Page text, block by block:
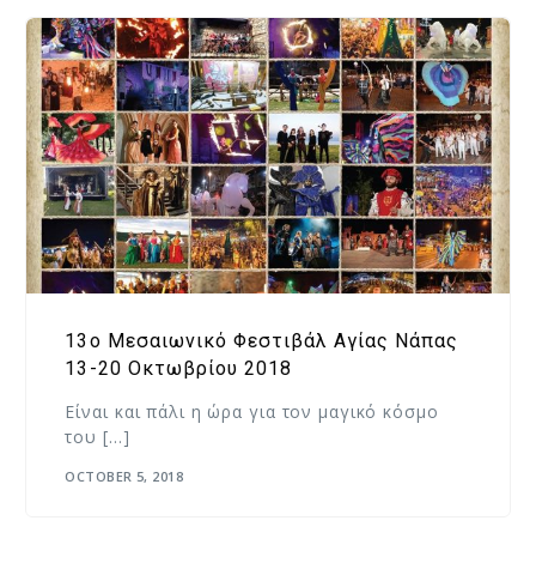
13o Μεσαιωνικό Φεστιβάλ Αγίας Νάπας
13-20 Οκτωβρίου 2018
Είναι και πάλι η ώρα για τον μαγικό κόσμο
του […]
OCTOBER 5, 2018